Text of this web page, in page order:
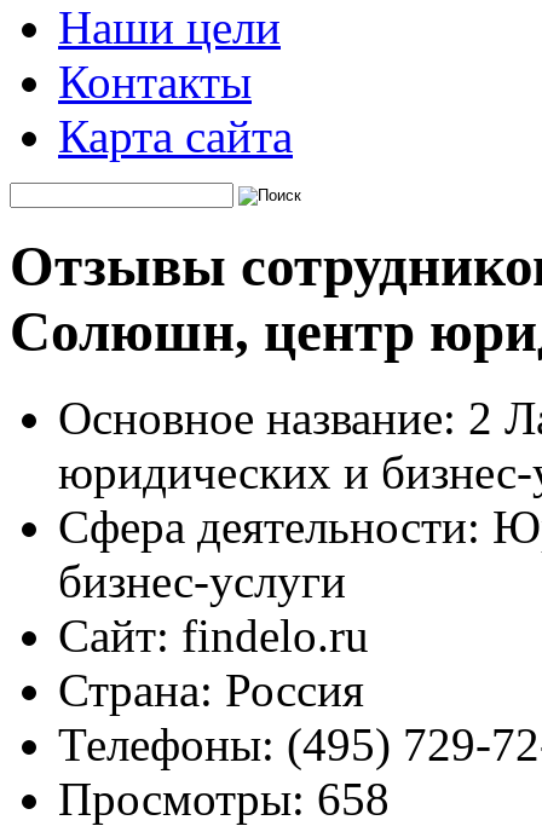
Наши цели
Контакты
Карта сайта
Отзывы
Солюшн, центр
Основное название: 2
юридических и бизнес-
Сфера деятельности:
бизнес-услуги
Сайт: findelo.ru
Страна: Россия
Телефоны: (495) 729-
Просмотры: 658